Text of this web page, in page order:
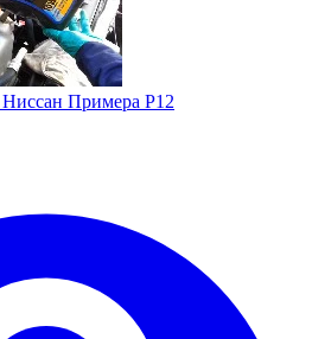
Ниссан Примера P12